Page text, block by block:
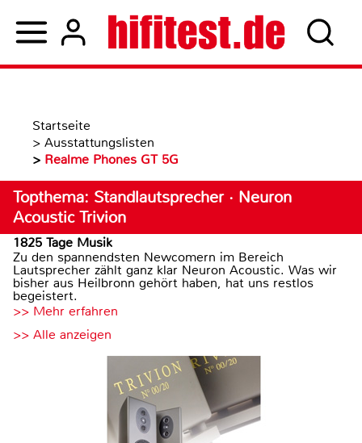
Startseite
> Ausstattungslisten
> Realme Phones GT 5G
Topthema: Standlautsprecher · Neuron
Acoustic Trivion
1825 Tage Musik
Zu den spannendsten Newcomern im Bereich
Lautsprecher zählt ganz klar Neuron Acoustic. Was wir
bisher aus Heilbronn gehört haben, hat uns restlos
begeistert.
>> Mehr erfahren
>> Alle anzeigen